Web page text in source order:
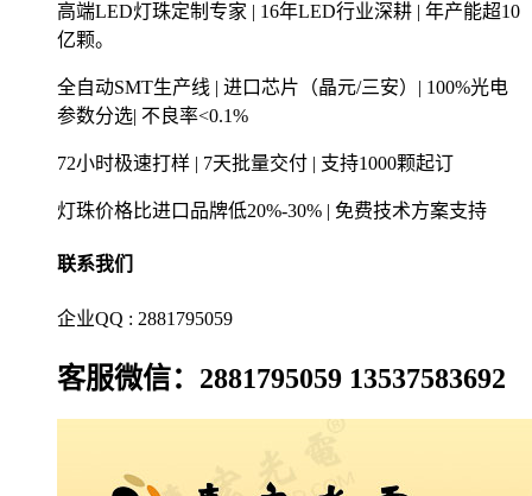
高端LED灯珠定制专家 | 16年LED行业深耕 | 年产能超10
亿颗。
全自动SMT生产线 | 进口芯片（晶元/三安）| 100%光电
参数分选| 不良率<0.1%
72小时极速打样 | 7天批量交付 | 支持1000颗起订
灯珠价格比进口品牌低20%-30% | 免费技术方案支持
联系我们
企业QQ : 2881795059
客服微信：2881795059 13537583692